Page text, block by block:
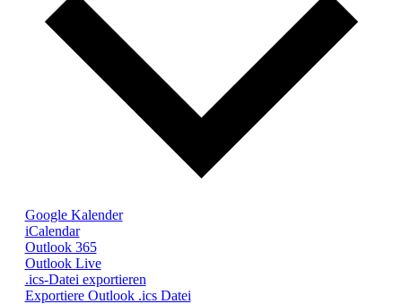
Google Kalender
iCalendar
Outlook 365
Outlook Live
.ics-Datei exportieren
Exportiere Outlook .ics Datei